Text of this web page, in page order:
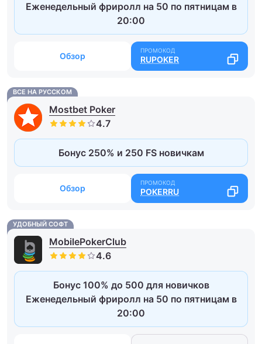
Еженедельный фриролл на 50 по пятницам в
20:00
Обзор RUPOKER
ВСЕ НА РУССКОМ
Mostbet Poker
Бонус 250% и 250 FS новичкам
Обзор POKERRU
УДОБНЫЙ СОФТ
MobilePokerClub
Бонус 100% до 500 для новичков
Еженедельный фриролл на 50 по пятницам в
20:00